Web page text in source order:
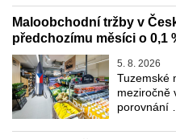
Maloobchodní tržby v
předchozímu měsíci o 0,1
5. 8. 2026
Tuzemské
meziročně
porovnání …